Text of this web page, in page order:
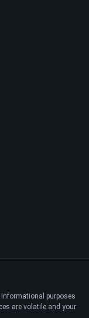
purposes
are volatile and your